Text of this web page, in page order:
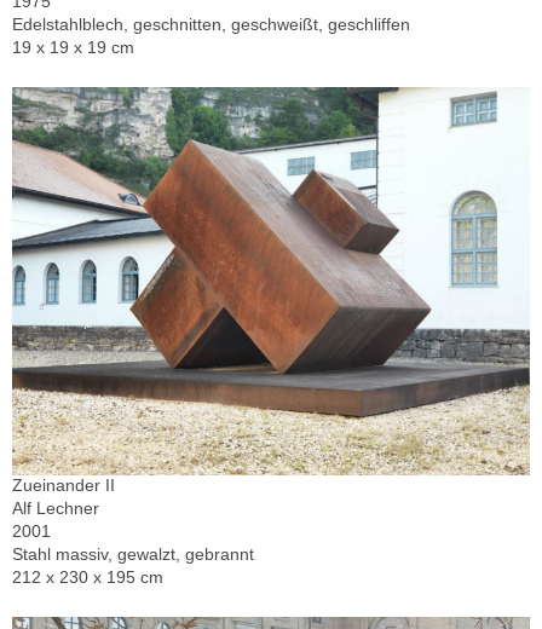
Edelstahlblech, geschnitten, geschweißt, geschliffen
19 x 19 x 19 cm
Zueinander II
Alf Lechner
2001
Stahl massiv, gewalzt, gebrannt
212 x 230 x 195 cm